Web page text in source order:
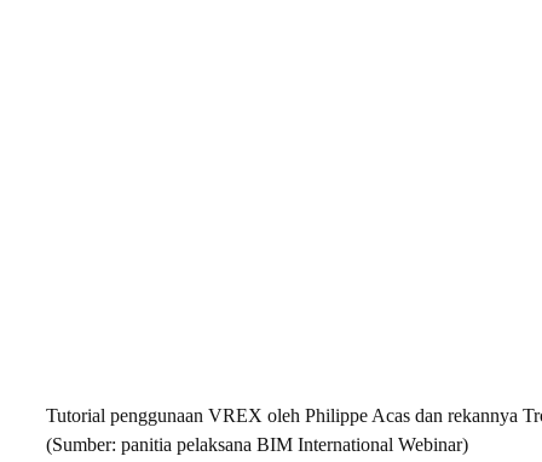
Tutorial penggunaan VREX oleh Philippe Acas dan rekannya
(Sumber: panitia pelaksana BIM International Webinar)